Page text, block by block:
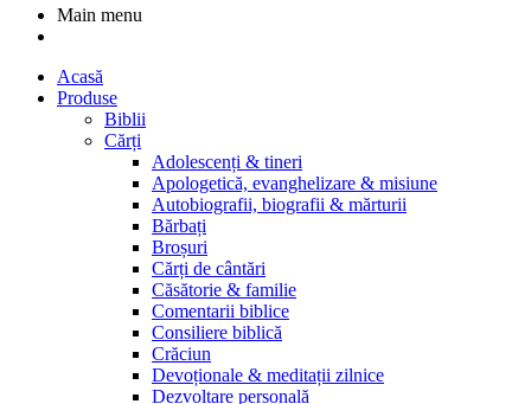
Main menu
Acasă
Produse
Biblii
Cărți
Adolescenți & tineri
Apologetică, evanghelizare & misiune
Autobiografii, biografii & mărturii
Bărbați
Broșuri
Cărți de cântări
Căsătorie & familie
Comentarii biblice
Consiliere biblică
Crăciun
Devoționale & meditații zilnice
Dezvoltare personală